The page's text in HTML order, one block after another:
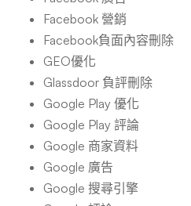
Facebook 營銷
Facebook負面內容刪除
GEO優化
Glassdoor 負評刪除
Google Play 優化
Google Play 評論
Google 商家資料
Google 廣告
Google 搜尋引擎